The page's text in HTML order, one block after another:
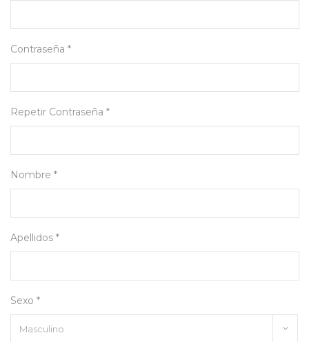
Contraseña *
Repetir Contraseña *
Nombre *
Apellidos *
Sexo *